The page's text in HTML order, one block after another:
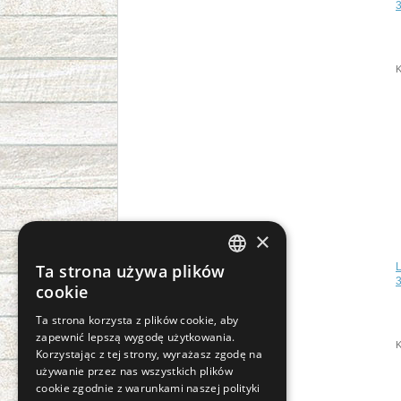
GERMAN
ENGLISH
POLISH
×
Ta strona używa plików
cookie
Ta strona korzysta z plików cookie, aby
zapewnić lepszą wygodę użytkowania.
Korzystając z tej strony, wyrażasz zgodę na
używanie przez nas wszystkich plików
cookie zgodnie z warunkami naszej polityki